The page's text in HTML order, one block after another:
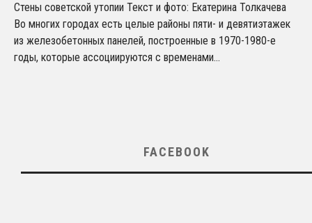
Стены советской утопии Текст и фото: Екатерина Толкачева
Во многих городах есть целые районы пяти- и девятиэтажек
из железобетонных панелей, построенные в 1970-1980-е
годы, которые ассоциируются с временами...
FACEBOOK